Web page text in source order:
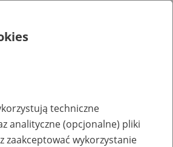
techniczne
analityczne (opcjonalne) pliki
zaakceptować wykorzystanie